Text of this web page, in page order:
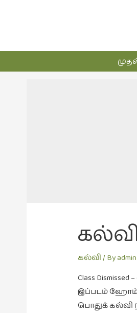
கல்வி/ Byadmin
Class
இப்படம் ஹோம்
பொதுக் கல்வி